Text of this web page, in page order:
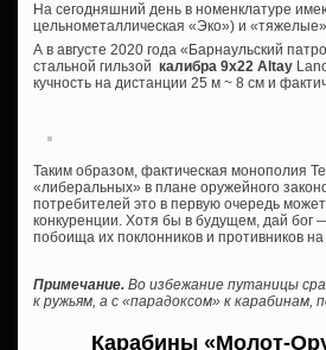
На сегодняшний день в номенклатуре
цельнометаллическая «Эко») и
А в августе 2020 года «Барнаульский
стальной гильзой калибра 9х22 Altay
кучность на дистанции 25 м ~ 8 см и
Таким образом, фактическая монополия
«либеральных» в плане оружейного
потребителей это в первую очередь
конкуренции. Хотя бы в будущем, дай
побоища их поклонников и противников
Примечание. Во избежание путаницы
к ружьям, а с «парадоксом» к
Карабины «Молот-